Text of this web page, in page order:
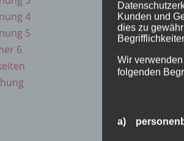
4
5
6
Kunden und
dies zu
Wir
folgenden
a)